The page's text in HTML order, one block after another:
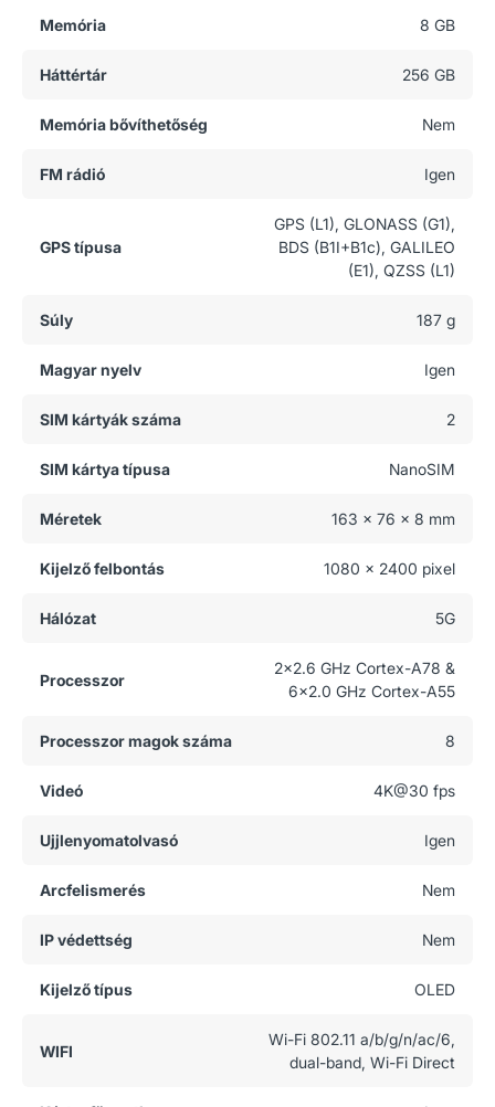
Memória 8 GB
Háttértár 256 GB
Memória bővíthetőség Nem
FM rádió Igen
GPS típusa
GPS (L1), GLONASS (G1),
BDS (B1I+B1c), GALILEO
(E1), QZSS (L1)
Súly 187 g
Magyar nyelv Igen
SIM kártyák száma 2
SIM kártya típusa NanoSIM
Méretek 163 x 76 x 8 mm
Kijelző felbontás 1080 x 2400 pixel
Hálózat 5G
Processzor
2x2.6 GHz Cortex-A78 &
6x2.0 GHz Cortex-A55
Processzor magok száma 8
Videó 4K@30 fps
Ujjlenyomatolvasó Igen
Arcfelismerés Nem
IP védettség Nem
Kijelző típus OLED
WIFI
Wi-Fi 802.11 a/b/g/n/ac/6,
dual-band, Wi-Fi Direct